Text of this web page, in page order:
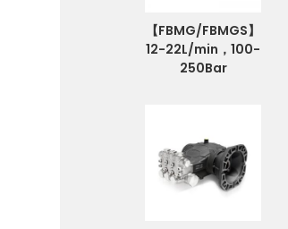
【FBMG/FBMGS】
12-22L/min，100-
250Bar